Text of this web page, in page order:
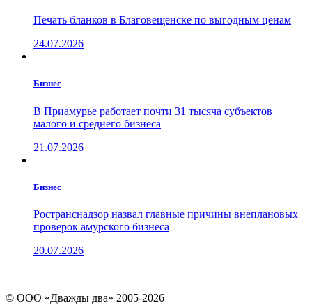
Печать бланков в Благовещенске по выгодным ценам
24.07.2026
Бизнес
В Приамурье работает почти 31 тысяча субъектов
малого и среднего бизнеса
21.07.2026
Бизнес
Ространснадзор назвал главные причины внеплановых
проверок амурского бизнеса
20.07.2026
© ООО «Дважды два» 2005-2026